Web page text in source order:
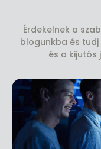
Érdekelnek a
blogunkba és
és a kijutós